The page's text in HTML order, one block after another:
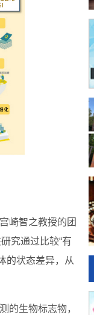
崎智之教授的团
究通过比较“有
的状态差异，从
的生物标志物，